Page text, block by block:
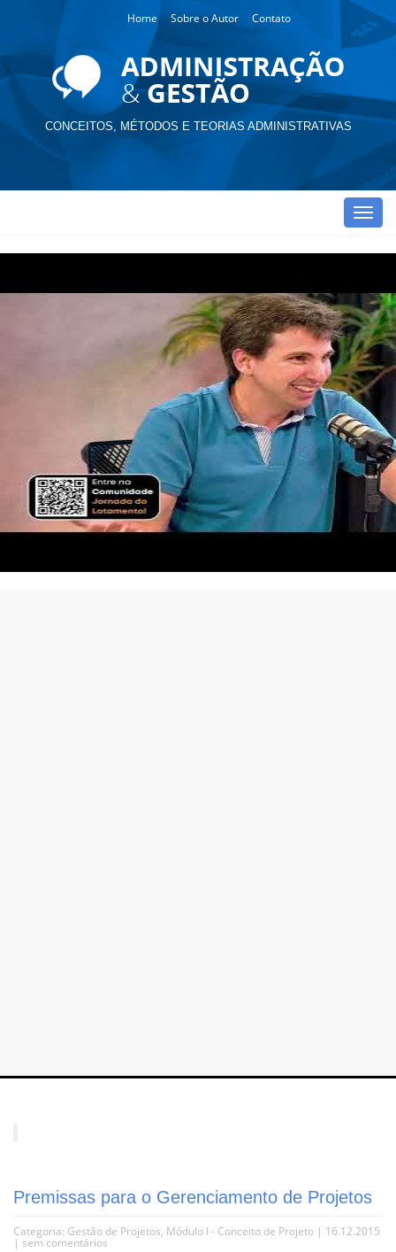
Home Sobre o Autor Contato
CONCEITOS, MÉTODOS E TEORIAS ADMINISTRATIVAS
Premissas para o Gerenciamento de Projetos
Categoria: Gestão de Projetos, Módulo I - Conceito de Projeto | 16.12.2015
| sem comentários